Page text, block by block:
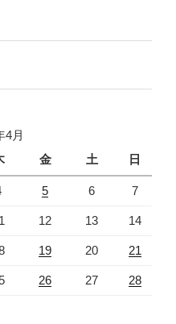
4月
金 土 日
5 6 7
12 13 14
19 20 21
26 27 28